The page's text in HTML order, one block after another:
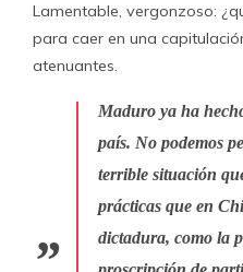
Lamentable, vergonzoso:
para caer en una
atenuantes.
Maduro ya ha
país. No podemos
terrible situación
prácticas que en
dictadura, como la